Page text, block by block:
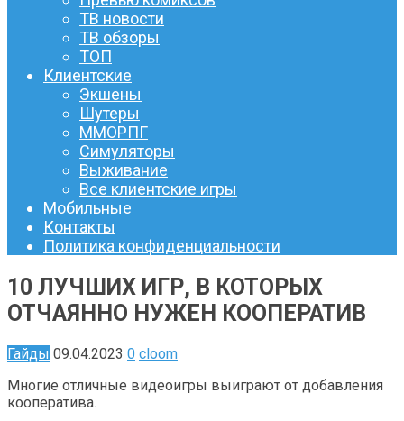
ТВ новости
ТВ обзоры
ТОП
Клиентские
Экшены
Шутеры
ММОРПГ
Симуляторы
Выживание
Все клиентские игры
Мобильные
Контакты
Политика конфиденциальности
10 ЛУЧШИХ ИГР, В КОТОРЫХ
ОТЧАЯННО НУЖЕН КООПЕРАТИВ
Гайды 09.04.2023 0 cloom
Многие отличные видеоигры выиграют от добавления
кооператива.